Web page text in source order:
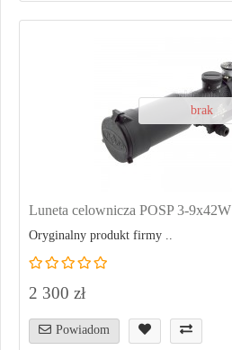
brak
Luneta celownicza POSP 3-9x42W
Oryginalny produkt firmy ..
2 300 zł
Powiadom